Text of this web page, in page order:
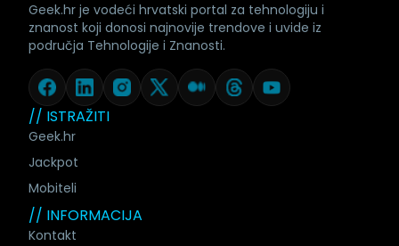
// ISTRAŽITI
Geek.hr
Jackpot
Mobiteli
// INFORMACIJA
Kontakt
Geek.hr je vodeći hrvatski portal za tehnologiju i
znanost koji donosi najnovije trendove i uvide iz
područja Tehnologije i Znanosti.